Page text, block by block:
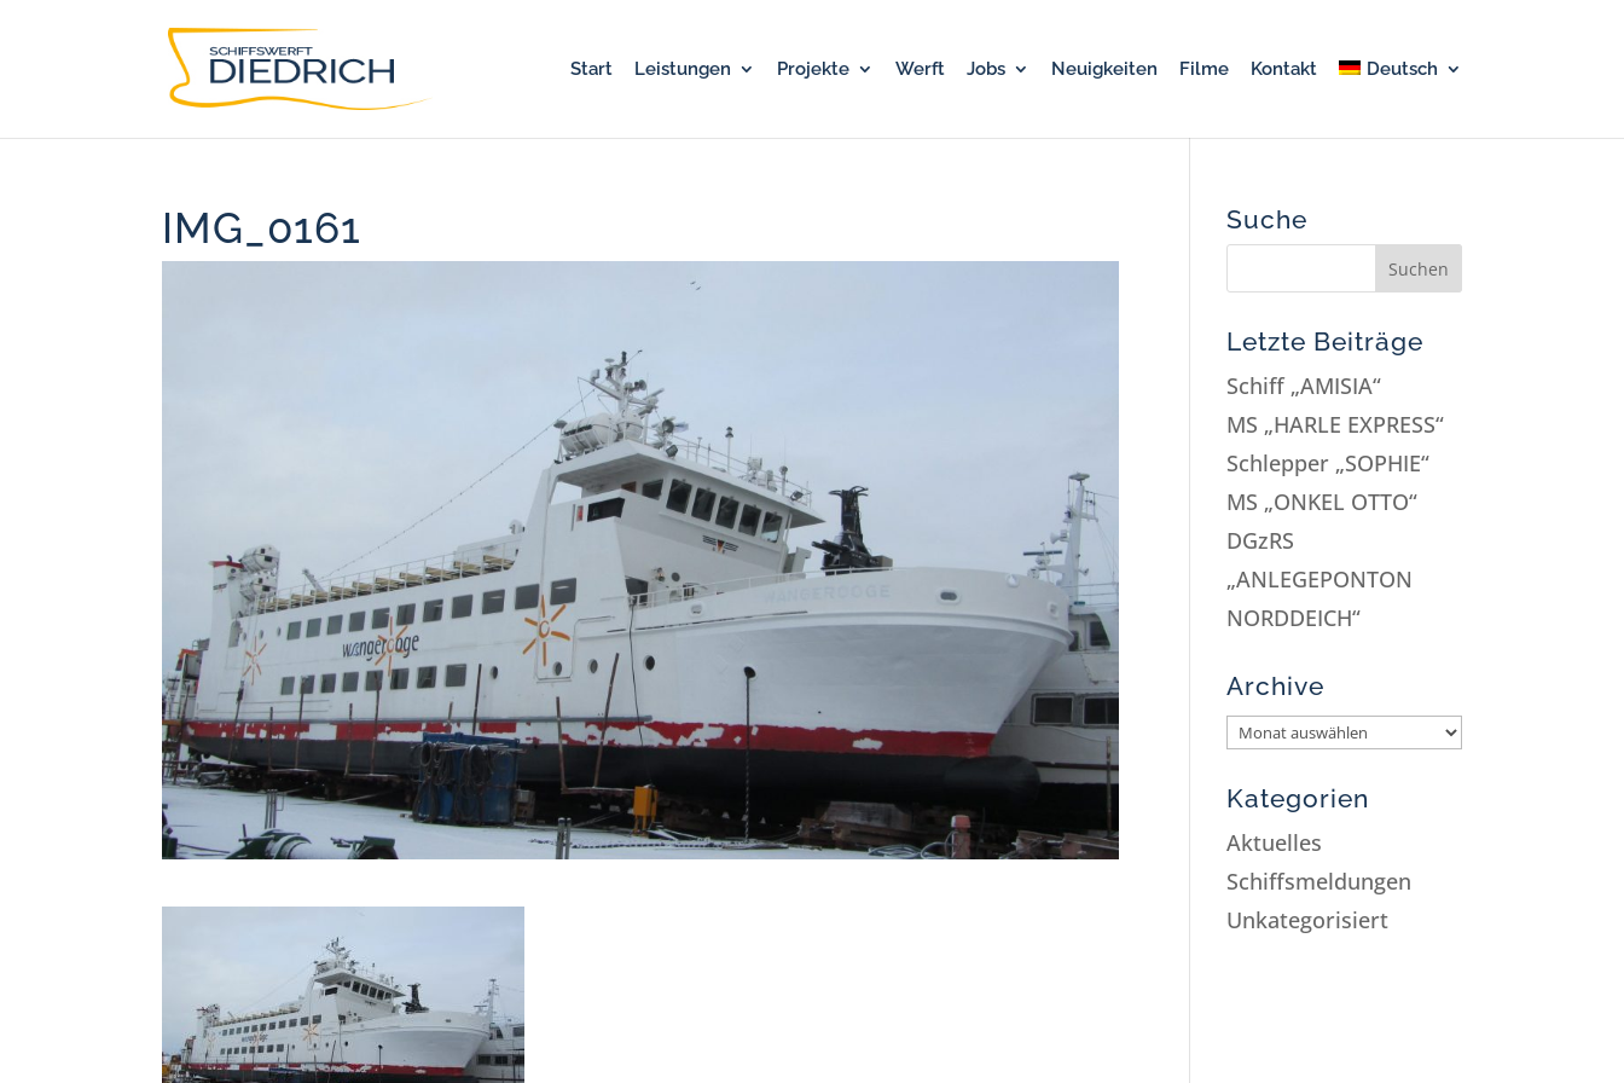
Start Leistungen Projekte Werft Jobs Neuigkeiten Filme Kontakt Deutsch
IMG_0161 Suche
Letzte Beiträge
Schiff „AMISIA“
MS „HARLE EXPRESS“
Schlepper „SOPHIE“
MS „ONKEL OTTO“
DGzRS
„ANLEGEPONTON
NORDDEICH“
Archive
Kategorien
Aktuelles
Schiffsmeldungen
Unkategorisiert